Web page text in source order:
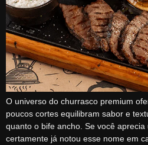
O universo do churrasco premium
poucos cortes equilibram sabor e
quanto o bife ancho. Se você
certamente já notou esse nome em